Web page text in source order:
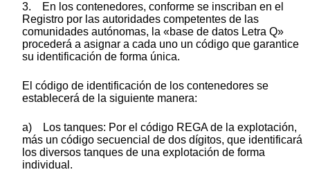
3. En los contenedores, conforme se inscriban en el
Registro por las autoridades competentes de las
comunidades autónomas, la «base de datos Letra Q»
procederá a asignar a cada uno un código que garantice
su identificación de forma única.
El código de identificación de los contenedores se
establecerá de la siguiente manera:
a) Los tanques: Por el código REGA de la explotación,
más un código secuencial de dos dígitos, que identificará
los diversos tanques de una explotación de forma
individual.